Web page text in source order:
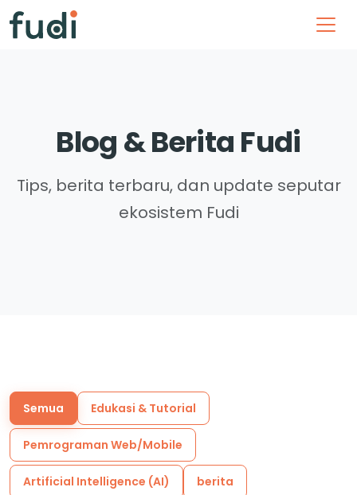
Blog & Berita Fudi
Tips, berita terbaru, dan update seputar
ekosistem Fudi
Semua Edukasi & Tutorial
Pemrograman Web/Mobile
Artificial Intelligence (AI) berita